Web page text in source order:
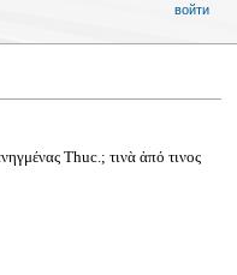
Thuc.; τινὰ ἀπό τινος
войти